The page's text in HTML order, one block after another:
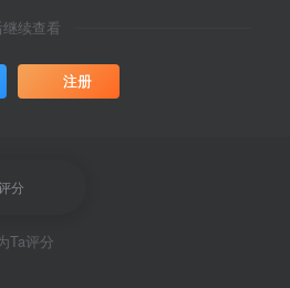
续查看
注册
分
Ta评分